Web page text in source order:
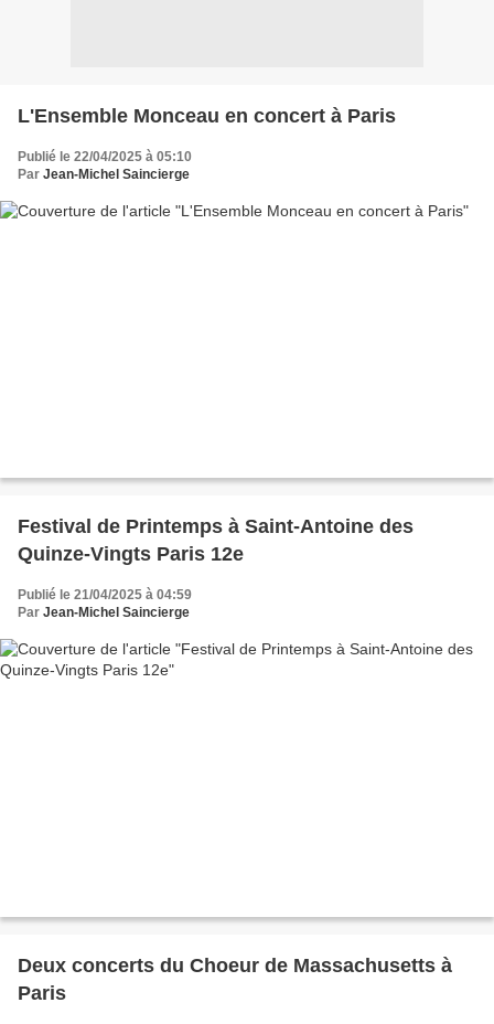
L'Ensemble Monceau en concert à Paris
Publié le 22/04/2025 à 05:10
Par Jean-Michel Saincierge
Festival de Printemps à Saint-Antoine des
Quinze-Vingts Paris 12e
Publié le 21/04/2025 à 04:59
Par Jean-Michel Saincierge
Deux concerts du Choeur de Massachusetts à
Paris